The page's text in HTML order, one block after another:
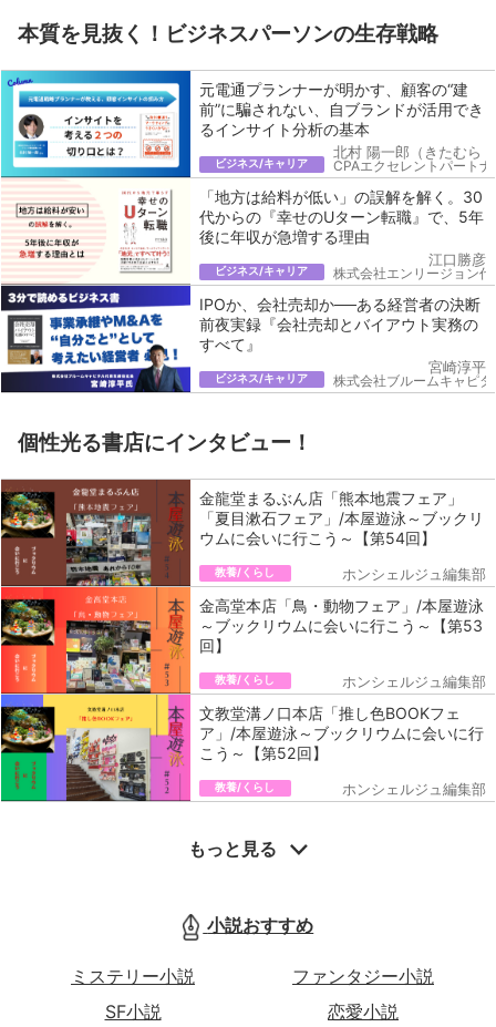
本質を見抜く！ビジネスパーソンの生存戦略
元電通プランナーが明かす、顧客の“建
前”に騙されない、自ブランドが活用でき
るインサイト分析の基本
ビジネス/キャリア
北村 陽一郎（きたむら
CPAエクセレントパート
「地方は給料が低い」の誤解を解く。30
代からの『幸せのUターン転職』で、5年
後に年収が急増する理由
ビジネス/キャリア
江口勝彦
株式会社エンリージョン代
IPOか、会社売却か──ある経営者の決断
前夜実録『会社売却とバイアウト実務の
すべて』
ビジネス/キャリア
宮崎淳平
株式会社ブルームキャピ
個性光る書店にインタビュー！
金龍堂まるぶん店「熊本地震フェア」
「夏目漱石フェア」/本屋遊泳～ブックリ
ウムに会いに行こう～【第54回】
教養/くらし ホンシェルジュ編集部
金高堂本店「鳥・動物フェア」/本屋遊泳
～ブックリウムに会いに行こう～【第53
回】
教養/くらし ホンシェルジュ編集部
文教堂溝ノ口本店「推し色BOOKフェ
ア」/本屋遊泳～ブックリウムに会いに行
こう～【第52回】
教養/くらし ホンシェルジュ編集部
もっと見る
小説おすすめ
ミステリー小説
ファンタジー小説
SF小説
恋愛小説